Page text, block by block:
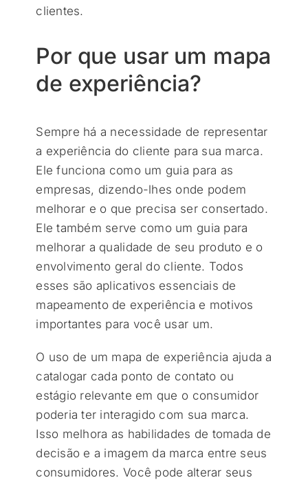
clientes.
Por que usar um mapa
de experiência?
Sempre há a necessidade de representar
a experiência do cliente para sua marca.
Ele funciona como um guia para as
empresas, dizendo-lhes onde podem
melhorar e o que precisa ser consertado.
Ele também serve como um guia para
melhorar a qualidade de seu produto e o
envolvimento geral do cliente. Todos
esses são aplicativos essenciais de
mapeamento de experiência e motivos
importantes para você usar um.
O uso de um mapa de experiência ajuda a
catalogar cada ponto de contato ou
estágio relevante em que o consumidor
poderia ter interagido com sua marca.
Isso melhora as habilidades de tomada de
decisão e a imagem da marca entre seus
consumidores. Você pode alterar seus